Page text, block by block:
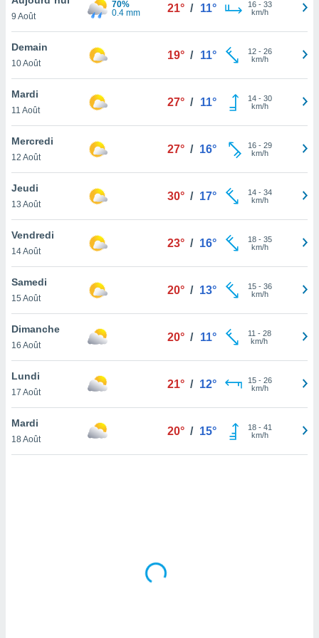
et
»,
au
vous
qu'ils
ou
le
ainsi
un
la
du
en
de
9 Août
70%
0.4 mm
21° / 11° 16- 33
km/h
Demain
10 Août
19° / 11° 12- 26
km/h
Mardi
11 Août
27° / 11° 14- 30
km/h
Mercredi
12 Août
27° / 16° 16- 29
km/h
Jeudi
13 Août
30° / 17° 14- 34
km/h
Vendredi
14 Août
23° / 16° 18- 35
km/h
Samedi
15 Août
20° / 13° 15- 36
km/h
Dimanche
16 Août
20° / 11° 11 - 28
km/h
Lundi
17 Août
21° / 12° 15- 26
km/h
Mardi
18 Août
20° / 15° 18- 41
km/h